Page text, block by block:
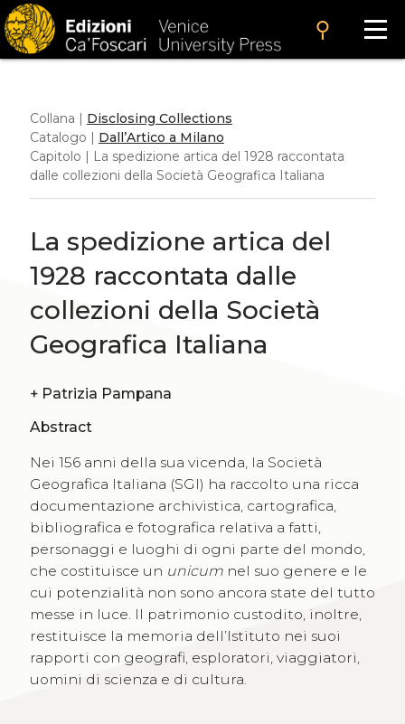
search
Collana | Disclosing Collections
Catalogo | Dall’Artico a Milano
Capitolo | La spedizione artica del 1928 raccontata
dalle collezioni della Società Geografica Italiana
La spedizione artica del
1928 raccontata dalle
collezioni della Società
Geografica Italiana
+ Patrizia Pampana
Abstract
Nei 156 anni della sua vicenda, la Società
Geografica Italiana (SGI) ha raccolto una ricca
documentazione archivistica, cartografica,
bibliografica e fotografica relativa a fatti,
personaggi e luoghi di ogni parte del mondo,
che costituisce un unicumnel suo genere e le
cui potenzialità non sono ancora state del tutto
messe in luce. Il patrimonio custodito, inoltre,
restituisce la memoria dell’Istituto nei suoi
rapporti con geografi, esploratori, viaggiatori,
uomini di scienza e di cultura.